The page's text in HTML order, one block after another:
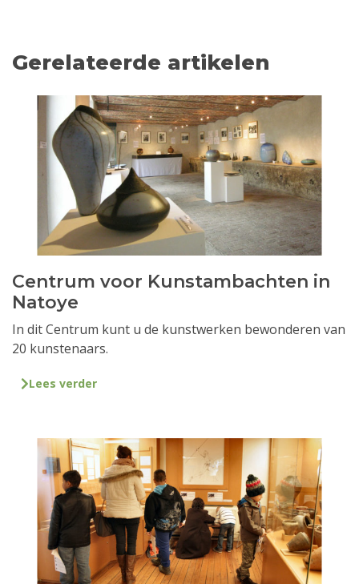
Gerelateerde artikelen
Centrum voor Kunstambachten in
Natoye
In dit Centrum kunt u de kunstwerken bewonderen van
20 kunstenaars.
Lees verder